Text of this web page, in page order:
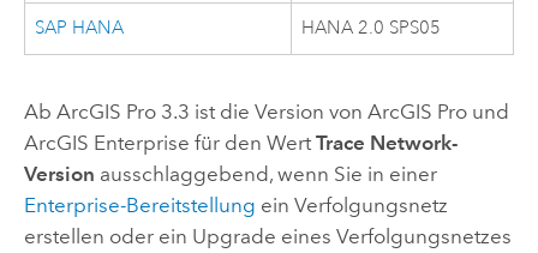
SAP HANA HANA 2.0 SPS05
Ab ArcGIS Pro3.3 ist die Version von ArcGIS Pround
ArcGIS Enterprise für den Wert Trace Network-
Version ausschlaggebend, wenn Sie in einer
Enterprise-Bereitstellung ein Verfolgungsnetz
erstellen oder ein Upgrade eines Verfolgungsnetzes